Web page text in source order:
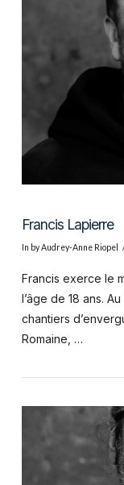
Francis Lapierre
In by Audrey-Anne Riopel
Francis exerce le
l’âge de 18 ans.
chantiers
Romaine, …